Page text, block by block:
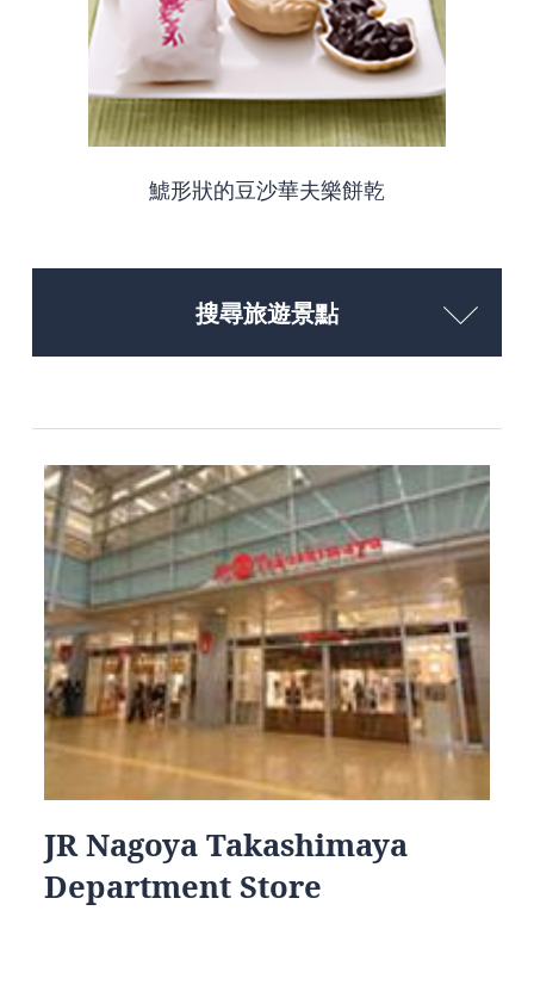
鯱形狀的豆沙華夫樂餅乾
搜尋旅遊景點
JR Nagoya Takashimaya
Department Store